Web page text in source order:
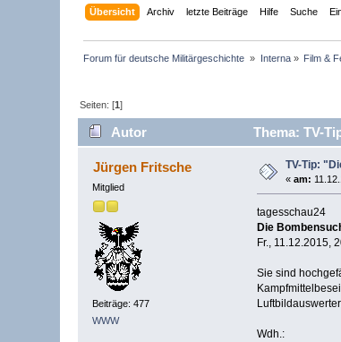
Übersicht Archiv letzte Beiträge Hilfe Suche
Forum für deutsche Militärgeschichte » Interna» Film &
Seiten: [1]
Autor Thema: TV-
Jürgen Fritsche
Mitglied
Beiträge: 477
WWW
TV-Tip:
«am:
tagesschau24
Die
Fr., 11.12.2015,
Sie sind
Wdh.: